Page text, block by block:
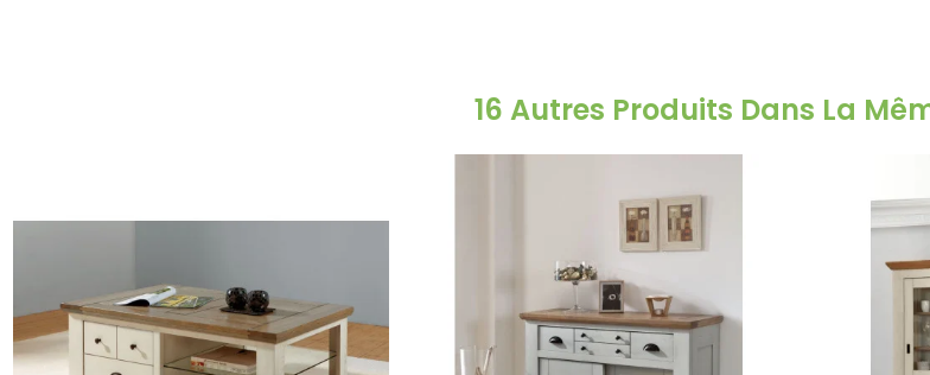
16 Autres Produits Dans La